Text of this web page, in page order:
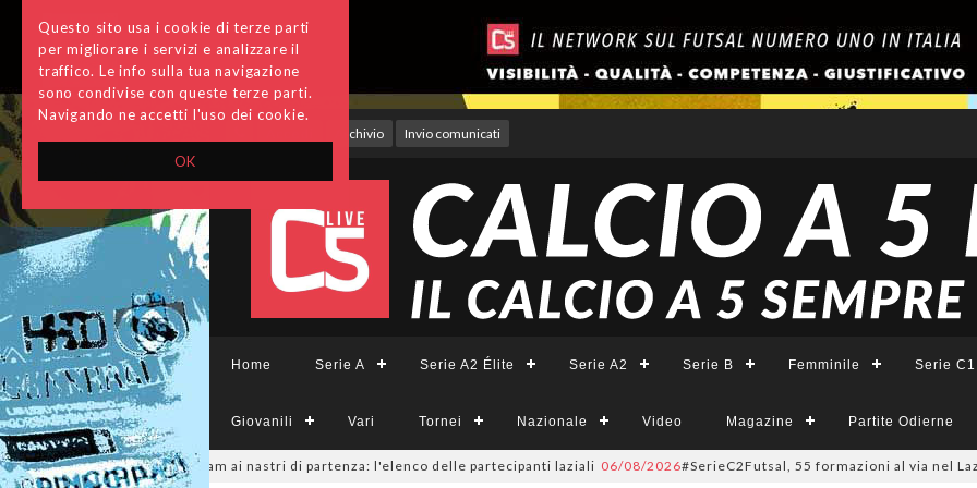
OK
Questo sito usa i cookie di terze parti
per migliorare i servizi e analizzare il
traffico. Le info sulla tua navigazione
sono condivise con queste terze parti.
Navigando ne accetti l'uso dei cookie.
Archivio Invio comunicati
Home Serie A Serie A2 Élite Serie A2 Serie B Femminile Serie C1
Giovanili Vari Tornei Nazionale Video Magazine Partite Odierne
sono 14 i team ai nastri di partenza: l'elenco delle partecipanti laziali 06/08/2026#SerieC2Futsal, 55 formazioni al via nel Lazio: la